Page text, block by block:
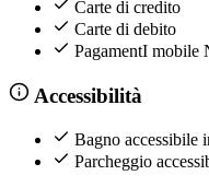
Carte di credito
Carte di debito
PagamentI mobile
Accessibilità
Bagno accessibile
Parcheggio